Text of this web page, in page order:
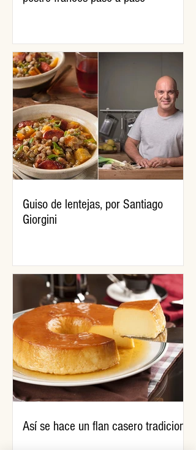
Guiso de lentejas, por Santiago
Giorgini
Así se hace un flan casero tradicional